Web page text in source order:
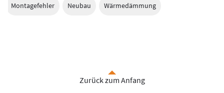
Montagefehler Neubau Wärmedämmung
Zurück zum Anfang